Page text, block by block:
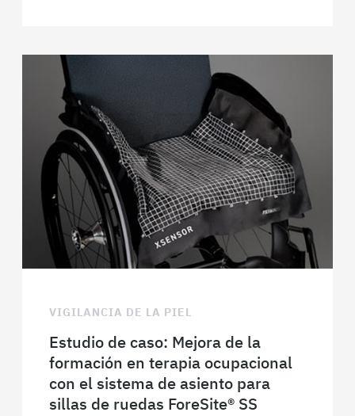
VIGILANCIA DE LA PIEL
Estudio de caso: Mejora de la
formación en terapia ocupacional
con el sistema de asiento para
sillas de ruedas ForeSite® SS